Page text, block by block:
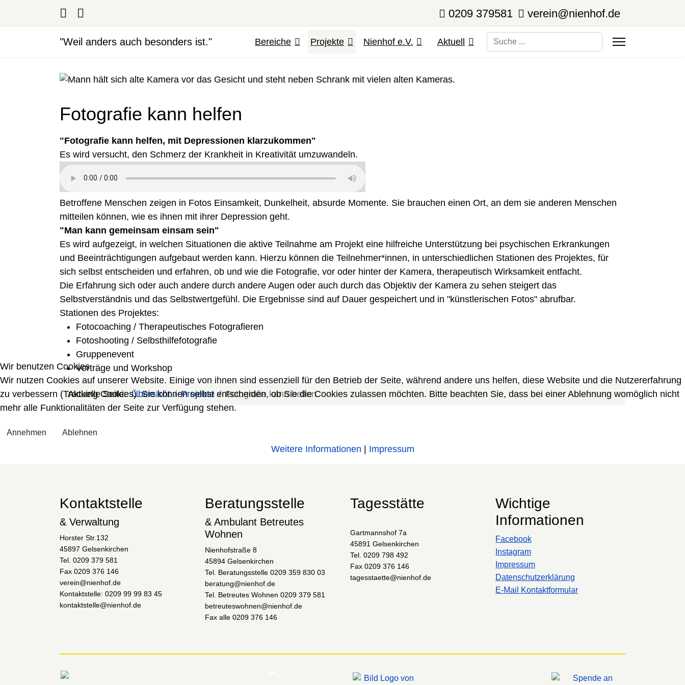
0209 379581 verein@nienhof.de
"Weil anders auch besonders ist." Bereiche Projekte Nienhof e.V. Aktuell Suchen
Fotografie kann helfen
"Fotografie kann helfen, mit Depressionen klarzukommen"
Es wird versucht, den Schmerz der Krankheit in Kreativität umzuwandeln.
Betroffene Menschen zeigen in Fotos Einsamkeit, Dunkelheit, absurde Momente. Sie brauchen einen Ort, an dem sie anderen Menschen
mitteilen können, wie es ihnen mit ihrer Depression geht.
"Man kann gemeinsam einsam sein"
Es wird aufgezeigt, in welchen Situationen die aktive Teilnahme am Projekt eine hilfreiche Unterstützung bei psychischen Erkrankungen
und Beeinträchtigungen aufgebaut werden kann. Hierzu können die Teilnehmer*innen, in unterschiedlichen Stationen des Projektes, für
sich selbst entscheiden und erfahren, ob und wie die Fotografie, vor oder hinter der Kamera, therapeutisch Wirksamkeit entfacht.
Die Erfahrung sich oder auch andere durch andere Augen oder auch durch das Objektiv der Kamera zu sehen steigert das
Selbstverständnis und das Selbstwertgefühl. Die Ergebnisse sind auf Dauer gespeichert und in "künstlerischen Fotos" abrufbar.
Stationen des Projektes:
Fotocoaching / Therapeutisches Fotografieren
Fotoshooting / Selbsthilfefotografie
Gruppenevent
Vorträge und Workshop
Aktuelle Seite:Übersicht Projekte Fotografie kann helfen
Kontaktstelle
& Verwaltung
Horster Str.132
45897 Gelsenkirchen
Tel. 0209 379 581
Fax 0209 376 146
verein@nienhof.de
Kontaktstelle: 0209 99 99 83 45
kontaktstelle@nienhof.de
Beratungsstelle
& Ambulant Betreutes
Wohnen
Nienhofstraße 8
45894 Gelsenkirchen
Tel. Beratungsstelle 0209 359 830 03
beratung@nienhof.de
Tel. Betreutes Wohnen 0209 379 581
betreuteswohnen@nienhof.de
Fax alle 0209 376 146
Tagesstätte
Gartmannshof 7a
45891 Gelsenkirchen
Tel. 0209 798 492
Fax 0209 376 146
tagesstaette@nienhof.de
Wichtige
Informationen
Facebook
Instagram
Impressum
Datenschutzerklärung
E-Mail Kontaktformular
Wir benutzen Cookies
Wir nutzen Cookies auf unserer Website. Einige von ihnen sind essenziell für den Betrieb der Seite, während andere uns helfen, diese Website und die Nutzererfahrung
zu verbessern (Tracking Cookies). Sie können selbst entscheiden, ob Sie die Cookies zulassen möchten. Bitte beachten Sie, dass bei einer Ablehnung womöglich nicht
mehr alle Funktionalitäten der Seite zur Verfügung stehen.
Annehmen Ablehnen
Weitere Informationen | Impressum